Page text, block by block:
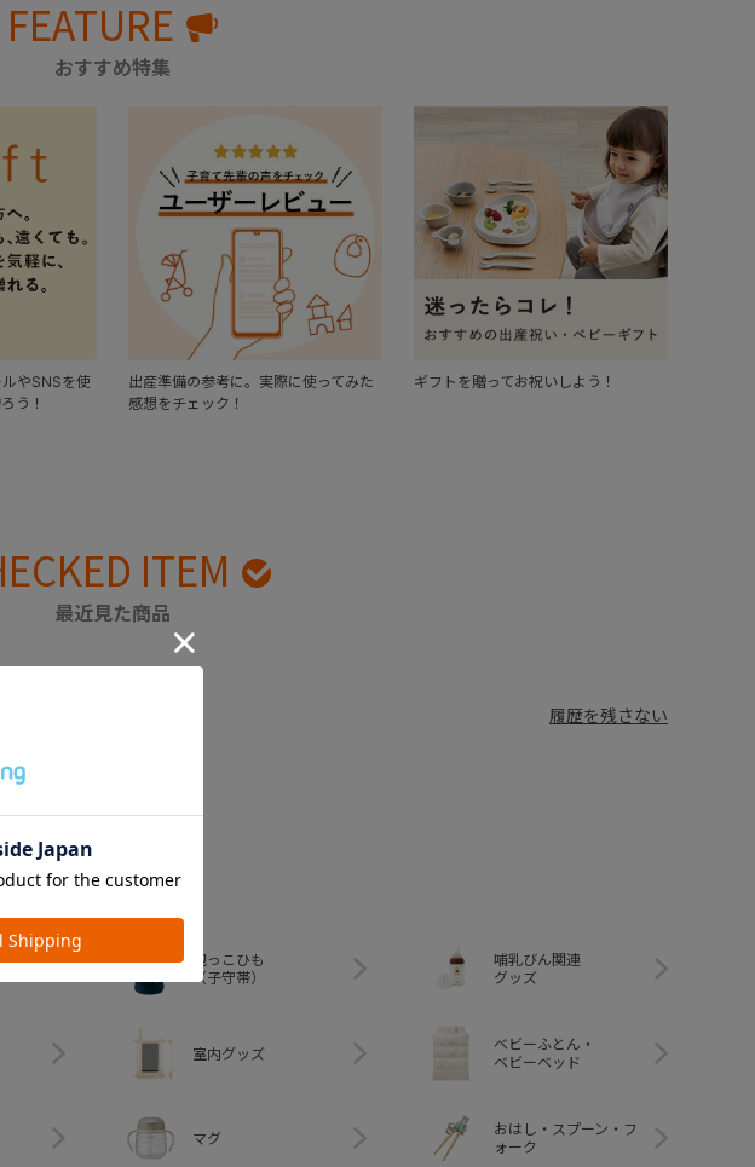
FEATURE
おすすめ特集
やSNSを使
う！
出産準備の参考に。実際に使ってみた
感想をチェック！
ギフトを贈ってお祝いしよう！
ITEM
最近見た商品
履歴を残さない
抱っこひも
（子守帯）
哺乳びん関連
グッズ
室内グッズ
ベビーふとん・
ベビーベッド
マグ
おはし・スプーン・フ
ォーク